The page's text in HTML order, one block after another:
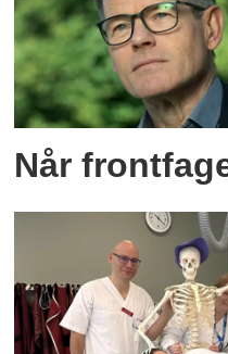
Når